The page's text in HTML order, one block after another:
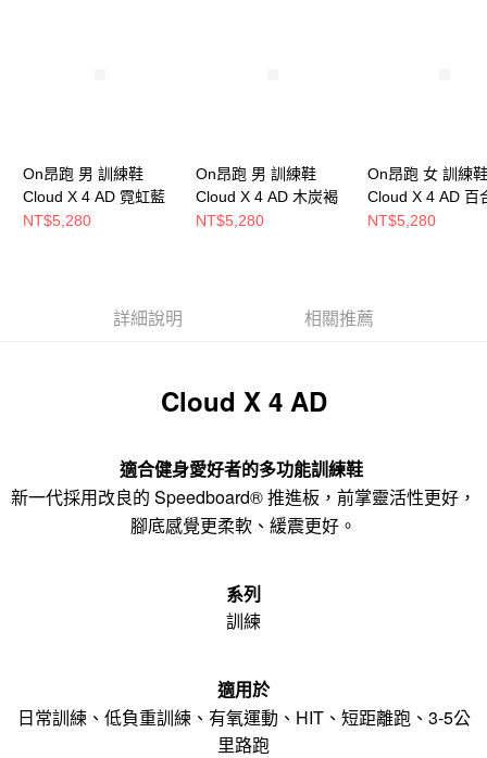
On昂跑 男 訓練鞋
Cloud X 4 AD 霓虹藍
NT$5,280
On昂跑 男 訓練鞋
Cloud X 4 AD 木炭褐
NT$5,280
On昂跑 女 訓練鞋
Cloud X 4 AD 百
NT$5,280
詳細說明 相關推薦
Cloud X 4 AD
適合健身愛好者的多功能訓練鞋
新一代採用改良的 Speedboard® 推進板，前掌靈活性更好，
腳底感覺更柔軟、緩震更好。
系列
訓練
適用於
日常訓練、低負重訓練、有氧運動、HIT、短距離跑、3-5公
里路跑